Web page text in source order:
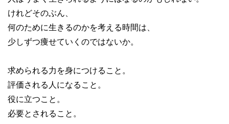
けれどそのぶん、
何のために生きるのかを考える時間は、
少しずつ痩せていくのではないか。
求められる力を身につけること。
評価される人になること。
役に立つこと。
必要とされること。